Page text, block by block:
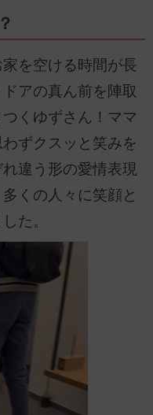
を空ける時間が長
アの真ん前を陣取
くゆずさん！ママ
ずクスッと笑みを
違う形の愛情表現
くの人々に笑顔と
た。